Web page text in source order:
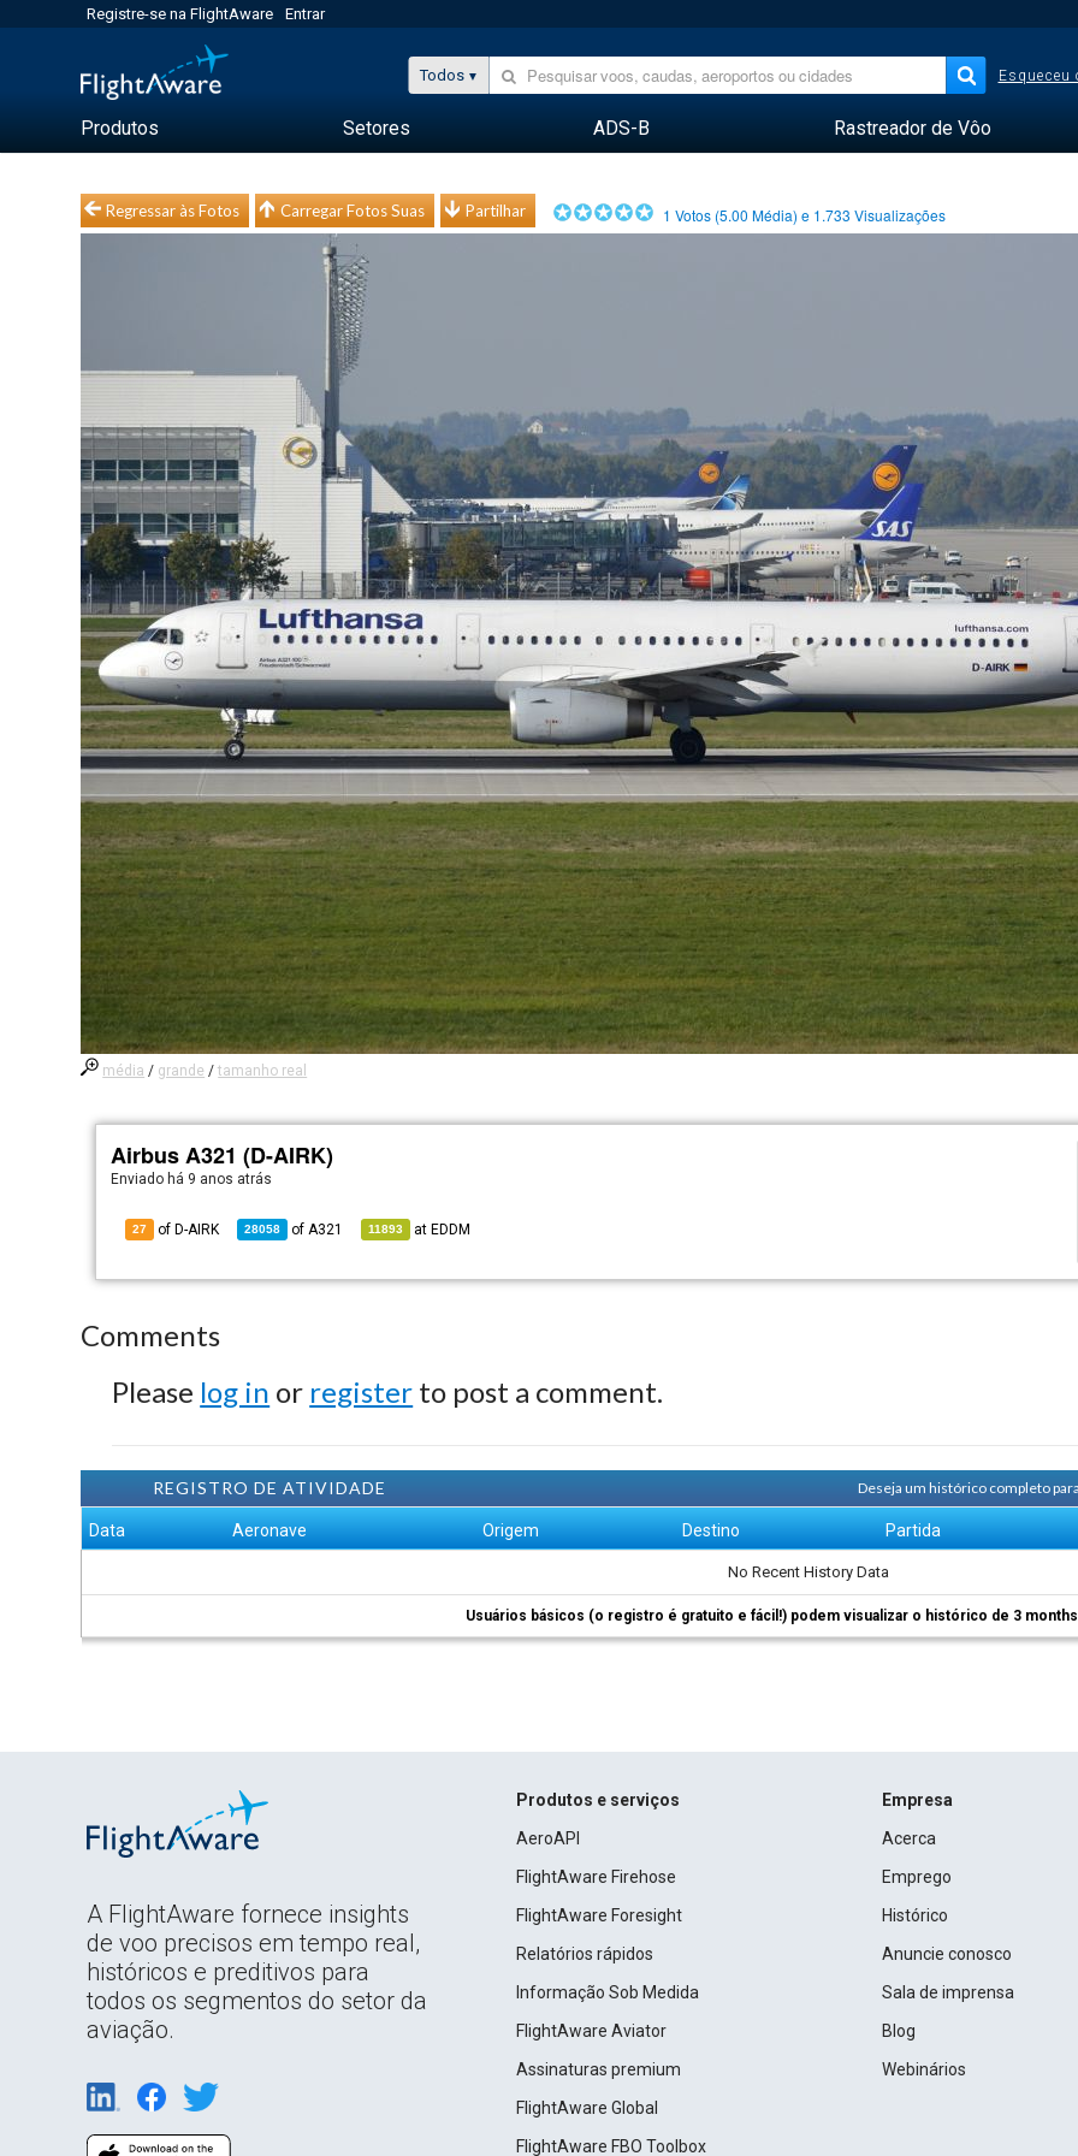
Registre-se na FlightAware Entrar
Todos Esqueceu
Produtos Setores ADS-B Rastreador de Vôo
Regressar às Fotos Carregar Fotos Suas Partilhar 1 Votos (5.00 Média) e 1.733 Visualizações
média / grande /tamanho real
Airbus A321 (D-AIRK)
Enviado há 9 anos atrás
27 of D-AIRK 28058 ofA321 11893 at EDDM
Comments
Please log in or register to post a comment.
REGISTRO DE ATIVIDADE Deseja um histórico completo
Data Aeronave Origem Destino Partida
No Recent History Data
Usuários básicos (o registro é gratuito e fácil!) podem visualizar o histórico de 3
A FlightAware fornece insights
de voo precisos em tempo real,
históricos e preditivos para
todos os segmentos do setor da
aviação.
Produtos e serviços
AeroAPI
FlightAware Firehose
FlightAware Foresight
Relatórios rápidos
Informação Sob Medida
FlightAware Aviator
Assinaturas premium
FlightAware Global
FlightAware FBO Toolbox
Empresa
Acerca
Emprego
Histórico
Anuncie conosco
Sala de imprensa
Blog
Webinários